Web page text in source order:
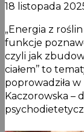
18 listopada
„Energia z
funkcje
czyli jak
ciałem’’ to
poprowadziła
Kaczorowska –